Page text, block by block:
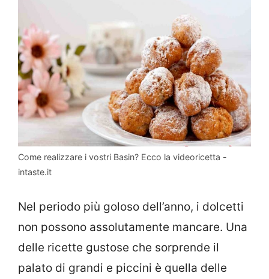
Come realizzare i vostri Basin? Ecco la videoricetta -
intaste.it
Nel periodo più goloso dell’anno, i dolcetti
non possono assolutamente mancare. Una
delle ricette gustose che sorprende il
palato di grandi e piccini è quella delle